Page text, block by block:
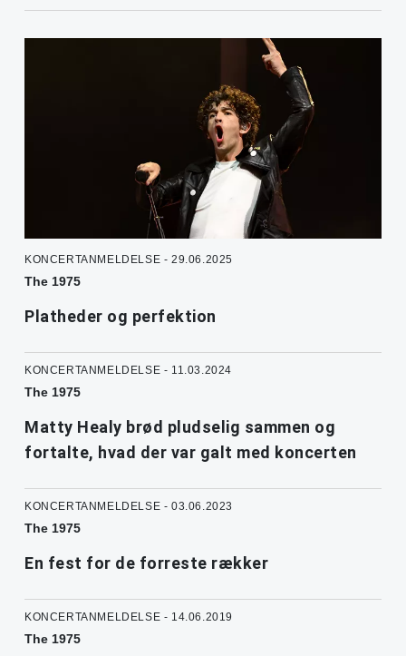
KONCERTANMELDELSE - 29.06.2025
The 1975
Platheder og perfektion
KONCERTANMELDELSE - 11.03.2024
The 1975
Matty Healy brød pludselig sammen og
fortalte, hvad der var galt med koncerten
KONCERTANMELDELSE - 03.06.2023
The 1975
En fest for de forreste rækker
KONCERTANMELDELSE - 14.06.2019
The 1975